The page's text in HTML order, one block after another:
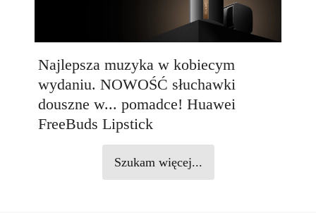
Najlepsza muzyka w kobiecym
wydaniu. NOWOŚĆ słuchawki
douszne w... pomadce! Huawei
FreeBuds Lipstick
Szukam więcej...